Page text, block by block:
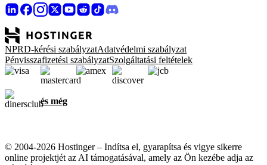
NPRD-kérési szabályzatAdatvédelmi szabályzat
Pénvisszafizetési szabályzatSzolgáltatási feltételek
és még
© 2004-2026 Hostinger – Indítsa el, gyarapítsa és vigye sikerre
online projektjét az AI támogatásával, amely az Ön kezébe adja az